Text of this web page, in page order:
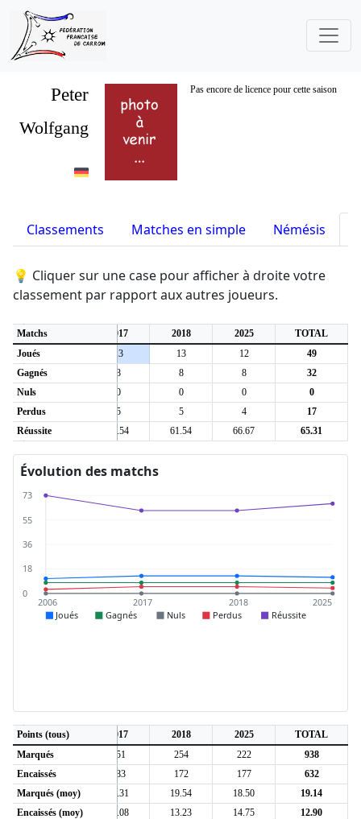
Peter Pas encore de licence pour cette saison
Wolfgang
Classements Matches en simple Némésis
💡 Cliquer sur une case pour afficher à droite votre
classement par rapport aux autres joueurs.
Matchs2006 2017 2018 2025
TOTAL
Joués
13 13 12
49
Gagnés
8 8 8
32
Nuls
0 0 0
0
Perdus
5 5 4
17
Réussite72.73 61.54 61.54 66.67 65.31
Évolution des matchs
73
55
36
18
0
2006 2017 2018 2025
Joués Gagnés Nuls Perdus Réussite
Points (tous)
2006 2017 2018 2025
TOTAL
Marqués211 251 254 222
938
Encaissés
100 183 172 177
632
Marqués (moy)
19.18 19.31 19.54 18.50
19.14
Encaissés (moy)
9.09 14.08 13.23 14.75 12.90